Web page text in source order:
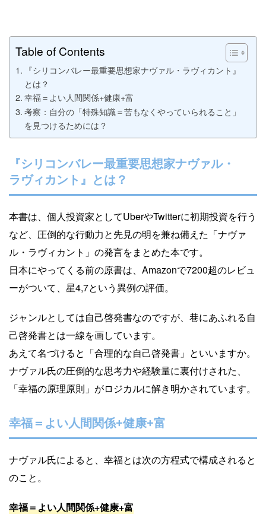
Table of Contents
『シリコンバレー最重要思想家ナヴァル・ラヴィカント』
とは？
幸福＝よい人間関係+健康+富
考察：自分の「特殊知識＝苦もなくやっていられること」
を見つけるためには？
『シリコンバレー最重要思想家ナヴァル・
ラヴィカント』とは？
本書は、個人投資家としてUberやTwitterに初期投資を行う
など、圧倒的な行動力と先見の明を兼ね備えた「ナヴァ
ル・ラヴィカント」の発言をまとめた本です。
日本にやってくる前の原書は、Amazonで7200超のレビュ
ーがついて、星4,7という異例の評価。
ジャンルとしては自己啓発書なのですが、巷にあふれる自
己啓発書とは一線を画しています。
あえて名づけると「合理的な自己啓発書」といいますか。
ナヴァル氏の圧倒的な思考力や経験量に裏付けされた、
「幸福の原理原則」がロジカルに解き明かされています。
幸福＝よい人間関係+健康+富
ナヴァル氏によると、幸福とは次の方程式で構成されると
のこと。
幸福＝よい人間関係+健康+富